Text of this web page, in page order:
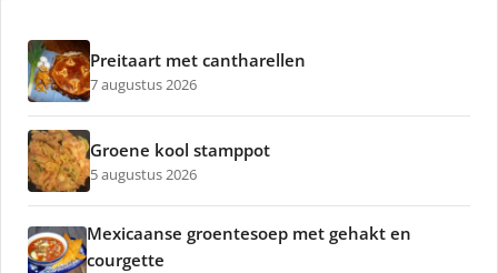
Preitaart met cantharellen
7 augustus 2026
Groene kool stamppot
5 augustus 2026
Mexicaanse groentesoep met gehakt en
courgette